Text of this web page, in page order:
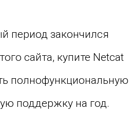
период закончился
сайта, купите Netcat
полнофункциональную
поддержку на год.